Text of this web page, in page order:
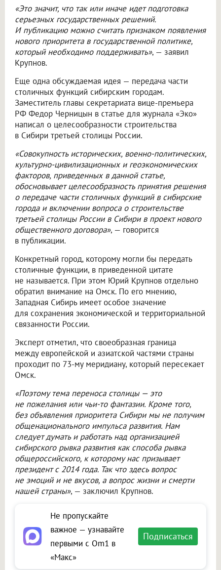
«Это значит, что так или иначе идет подготовка
серьезных государственных решений.
И публикацию можно считать признаком появления
нового приоритета в государственной политике,
который необходимо поддерживать», — заявил
Крупнов.
Еще одна обсуждаемая идея — передача части
столичных функций сибирским городам.
Заместитель главы секретариата вице-премьера
РФ Федор Черницын в статье для журнала «Эко»
написал о целесообразности строительства
в Сибири третьей столицы России.
«Совокупность исторических, военно-политических,
культурно-цивилизационных и геоэкономических
факторов, приведенных в данной статье,
обосновывает целесообразность принятия решения
о передаче части столичных функций в сибирские
города и включении вопроса о строительстве
третьей столицы России в Сибири в проект нового
общественного договора», — говорится
в публикации.
Конкретный город, которому могли бы передать
столичные функции, в приведенной цитате
не называется. При этом Юрий Крупнов отдельно
обратил внимание на Омск. По его мнению,
Западная Сибирь имеет особое значение
для сохранения экономической и территориальной
связанности России.
Эксперт отметил, что своеобразная граница
между европейской и азиатской частями страны
проходит по 73-му меридиану, который пересекает
Омск.
«Поэтому тема переноса столицы — это
не пожелания или чьи-то фантазии. Кроме того,
без объявления приоритета Сибири мы не получим
общенационального импульса развития. Нам
следует думать и работать над организацией
сибирского рывка развития как способа рывка
общероссийского, к которому нас призывает
президент с 2014 года. Так что здесь вопрос
не эмоций и не вкусов, а вопрос жизни и смерти
нашей страны», — заключил Крупнов.
Не пропускайте
важное — узнавайте
первыми с Om1 в
«Макс»
Подписаться